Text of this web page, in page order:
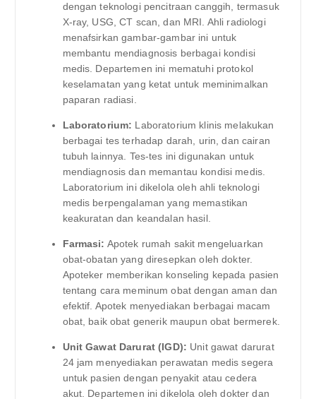
dengan teknologi pencitraan canggih, termasuk
X-ray, USG, CT scan, dan MRI. Ahli radiologi
menafsirkan gambar-gambar ini untuk
membantu mendiagnosis berbagai kondisi
medis. Departemen ini mematuhi protokol
keselamatan yang ketat untuk meminimalkan
paparan radiasi.
Laboratorium: Laboratorium klinis melakukan
berbagai tes terhadap darah, urin, dan cairan
tubuh lainnya. Tes-tes ini digunakan untuk
mendiagnosis dan memantau kondisi medis.
Laboratorium ini dikelola oleh ahli teknologi
medis berpengalaman yang memastikan
keakuratan dan keandalan hasil.
Farmasi: Apotek rumah sakit mengeluarkan
obat-obatan yang diresepkan oleh dokter.
Apoteker memberikan konseling kepada pasien
tentang cara meminum obat dengan aman dan
efektif. Apotek menyediakan berbagai macam
obat, baik obat generik maupun obat bermerek.
Unit Gawat Darurat (IGD): Unit gawat darurat
24 jam menyediakan perawatan medis segera
untuk pasien dengan penyakit atau cedera
akut. Departemen ini dikelola oleh dokter dan